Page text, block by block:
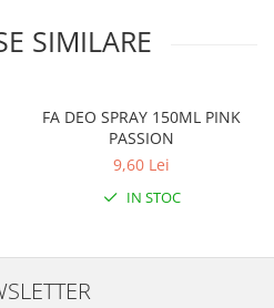
SIMILARE
FA DEO SPRAY 150ML PINK
PASSION
9,60 Lei
IN STOC